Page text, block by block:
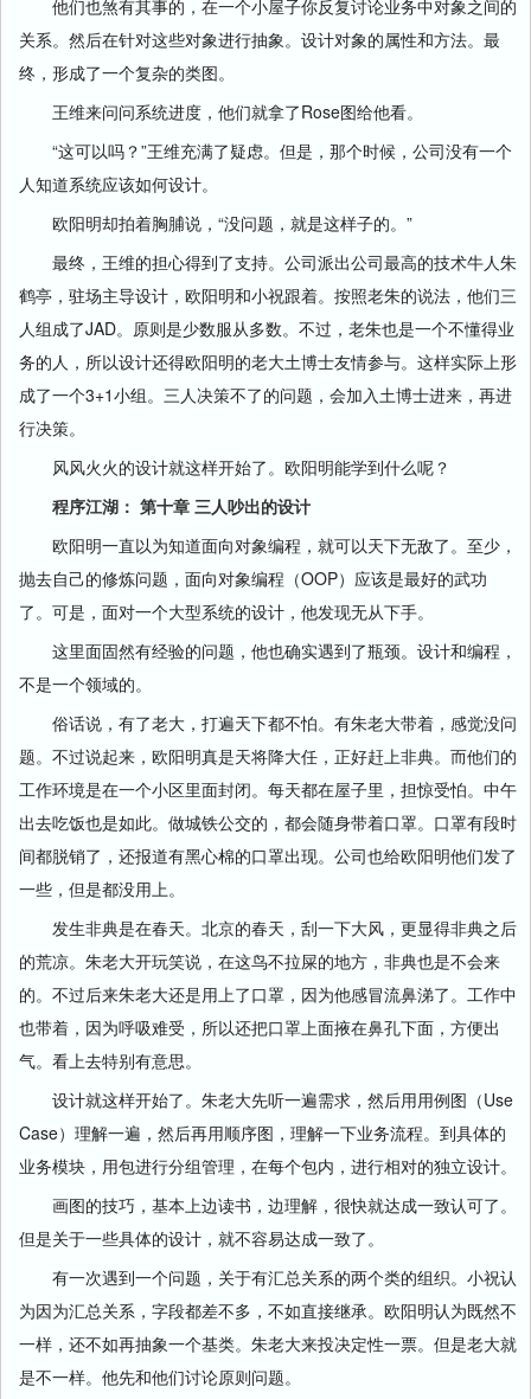
他们也煞有其事的，在一个小屋子你反复讨论业务中对象之间的
关系。然后在针对这些对象进行抽象。设计对象的属性和方法。最
终，形成了一个复杂的类图。
王维来问问系统进度，他们就拿了Rose图给他看。
“这可以吗？”王维充满了疑虑。但是，那个时候，公司没有一个
人知道系统应该如何设计。
欧阳明却拍着胸脯说，“没问题，就是这样子的。”
最终，王维的担心得到了支持。公司派出公司最高的技术牛人朱
鹤亭，驻场主导设计，欧阳明和小祝跟着。按照老朱的说法，他们三
人组成了JAD。原则是少数服从多数。不过，老朱也是一个不懂得业
务的人，所以设计还得欧阳明的老大土博士友情参与。这样实际上形
成了一个3+1小组。三人决策不了的问题，会加入土博士进来，再进
行决策。
风风火火的设计就这样开始了。欧阳明能学到什么呢？
程序江湖： 第十章 三人吵出的设计
欧阳明一直以为知道面向对象编程，就可以天下无敌了。至少，
抛去自己的修炼问题，面向对象编程（OOP）应该是最好的武功
了。可是，面对一个大型系统的设计，他发现无从下手。
这里面固然有经验的问题，他也确实遇到了瓶颈。设计和编程，
不是一个领域的。
俗话说，有了老大，打遍天下都不怕。有朱老大带着，感觉没问
题。不过说起来，欧阳明真是天将降大任，正好赶上非典。而他们的
工作环境是在一个小区里面封闭。每天都在屋子里，担惊受怕。中午
出去吃饭也是如此。做城铁公交的，都会随身带着口罩。口罩有段时
间都脱销了，还报道有黑心棉的口罩出现。公司也给欧阳明他们发了
一些，但是都没用上。
发生非典是在春天。北京的春天，刮一下大风，更显得非典之后
的荒凉。朱老大开玩笑说，在这鸟不拉屎的地方，非典也是不会来
的。不过后来朱老大还是用上了口罩，因为他感冒流鼻涕了。工作中
也带着，因为呼吸难受，所以还把口罩上面掖在鼻孔下面，方便出
气。看上去特别有意思。
设计就这样开始了。朱老大先听一遍需求，然后用用例图（Use
Case）理解一遍，然后再用顺序图，理解一下业务流程。到具体的
业务模块，用包进行分组管理，在每个包内，进行相对的独立设计。
画图的技巧，基本上边读书，边理解，很快就达成一致认可了。
但是关于一些具体的设计，就不容易达成一致了。
有一次遇到一个问题，关于有汇总关系的两个类的组织。小祝认
为因为汇总关系，字段都差不多，不如直接继承。欧阳明认为既然不
一样，还不如再抽象一个基类。朱老大来投决定性一票。但是老大就
是不一样。他先和他们讨论原则问题。